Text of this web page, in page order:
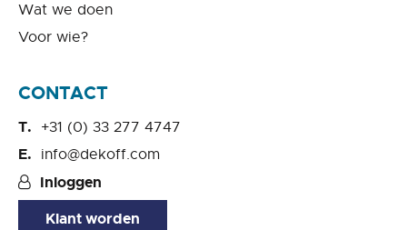
Wat we doen
Voor wie?
CONTACT
+31 (0) 33 277 4747
info@dekoff.com
Inloggen
Klant worden